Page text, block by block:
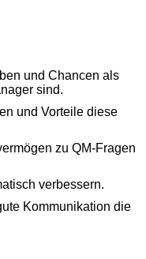
und Chancen als
sind.
und Vorteile diese
zu QM-Fragen
verbessern.
Kommunikation die